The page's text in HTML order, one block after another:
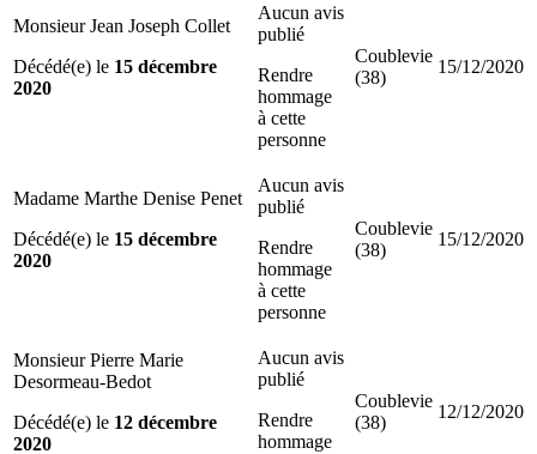
Monsieur Jean Joseph Collet
Décédé(e) le 15 décembre
2020
Aucun avis
publié
Rendre
hommage
à cette
personne
Coublevie
(38)
15/12/2020
Madame Marthe Denise Penet
Décédé(e) le 15 décembre
2020
Aucun avis
publié
Rendre
hommage
à cette
personne
Coublevie
(38)
15/12/2020
Monsieur Pierre Marie
Desormeau-Bedot
Décédé(e) le 12 décembre
2020
Aucun avis
publié
Rendre
hommage
Coublevie
(38)
12/12/2020